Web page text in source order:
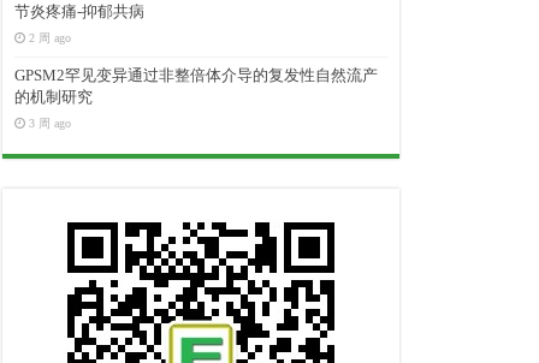
节炎疼痛-抑郁共病
2 周 ago
GPSM2罕见变异通过非整倍体介导的复发性自然流产
的机制研究
3 周 ago